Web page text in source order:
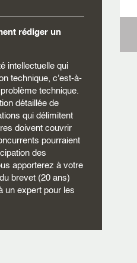
rédiger un
intellectuelle qui
technique, c'est-à-
technique.
détaillée de
qui délimitent
doivent couvrir
pourraient
des
apporterez à votre
brevet (20 ans)
un expert pour les